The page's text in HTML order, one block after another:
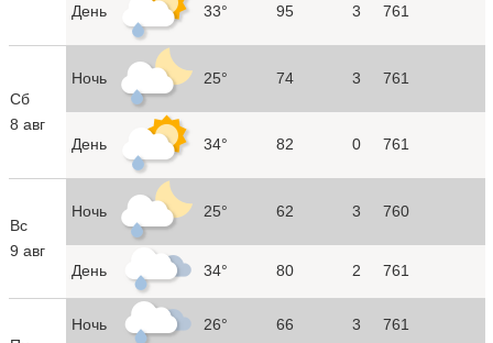
День 33° 95 3 761
Сб
8 авг
Ночь 25° 74 3 761
День 34° 82 0 761
Вс
9 авг
Ночь 25° 62 3 760
День 34° 80 2 761
Ночь 26° 66 3 761